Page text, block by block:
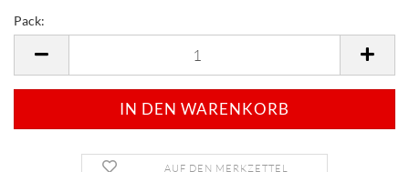
Pack:
AUF DEN MERKZETTEL